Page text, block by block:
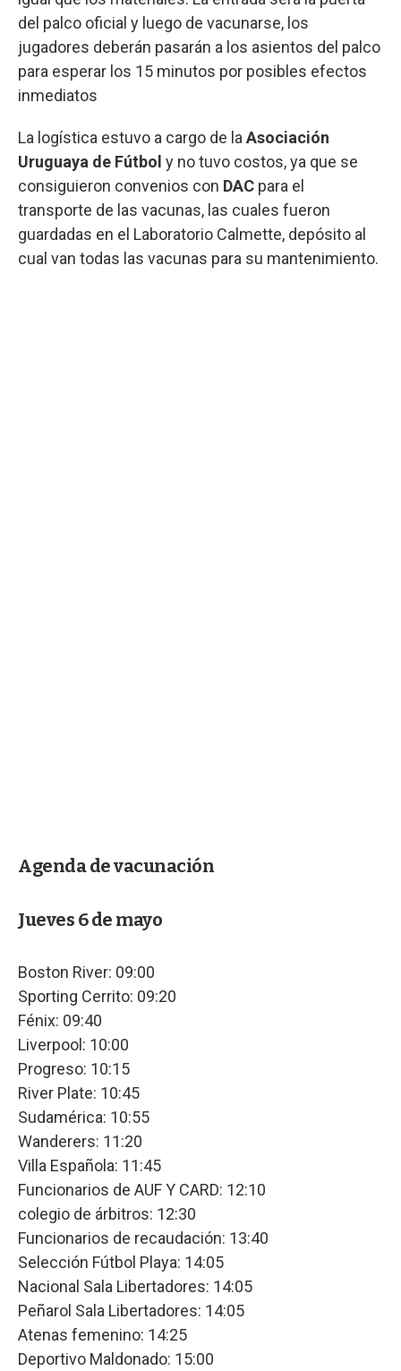
del palco oficial y luego de vacunarse, los
jugadores deberán pasarán a los asientos del palco
para esperar los 15 minutos por posibles efectos
inmediatos
La logística estuvo a cargo de la Asociación
Uruguaya de Fútbol y no tuvo costos, ya que se
consiguieron convenios con DAC para el
transporte de las vacunas, las cuales fueron
guardadas en el Laboratorio Calmette, depósito al
cual van todas las vacunas para su mantenimiento.
Agenda de vacunación
Jueves 6 de mayo
Boston River: 09:00
Sporting Cerrito: 09:20
Fénix: 09:40
Liverpool: 10:00
Progreso: 10:15
River Plate: 10:45
Sudamérica: 10:55
Wanderers: 11:20
Villa Española: 11:45
Funcionarios de AUF Y CARD: 12:10
colegio de árbitros: 12:30
Funcionarios de recaudación: 13:40
Selección Fútbol Playa: 14:05
Nacional Sala Libertadores: 14:05
Peñarol Sala Libertadores: 14:05
Atenas femenino: 14:25
Deportivo Maldonado: 15:00